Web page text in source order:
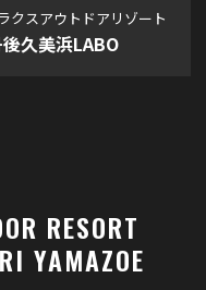
クスアウトドアリゾート
久美浜LABO
RESORT
YAMAZOE